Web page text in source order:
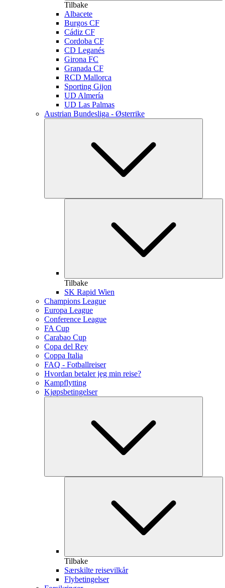
Tilbake
Albacete
Burgos CF
Cádiz CF
Cordoba CF
CD Leganés
Girona FC
Granada CF
RCD Mallorca
Sporting Gijon
UD Almería
UD Las Palmas
Austrian Bundesliga - Østerrike
Tilbake
SK Rapid Wien
Champions League
Europa League
Conference League
FA Cup
Carabao Cup
Copa del Rey
Coppa Italia
FAQ - Fotballreiser
Hvordan betaler jeg min reise?
Kampflytting
Kjøpsbetingelser
Tilbake
Særskilte reisevilkår
Flybetingelser